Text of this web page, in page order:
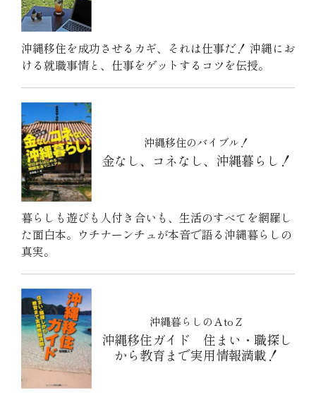
沖縄移住を成功させるカギ、それは仕事だ！ 沖縄にお
ける就職事情と、仕事をゲットするコツを伝授。
沖縄移住のバイブル！
金なし、コネなし、沖縄暮らし！
暮らしも遊びも人付き合いも、生活のすべてを網羅し
た面白本。ウチナーンチュが本音で語る沖縄暮らしの
真実。
沖縄暮らしのＡtoＺ
沖縄移住ガイド 住まい・職探し
から教育まで実用情報満載！